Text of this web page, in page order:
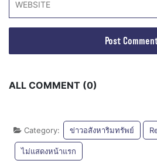
ALL COMMENT (0)
Category: ข่าวอสังหาริมทรัพย์
ไม่แสดงหน้าแรก